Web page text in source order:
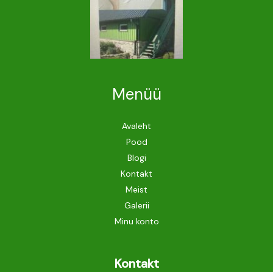
Menüü
Avaleht
Pood
Blogi
Kontakt
Meist
Galerii
Minu konto
Kontakt